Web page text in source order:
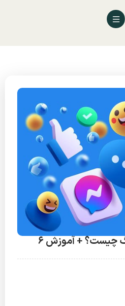
دیجیتال مارکتینگ چیست؟ + آموزش 6